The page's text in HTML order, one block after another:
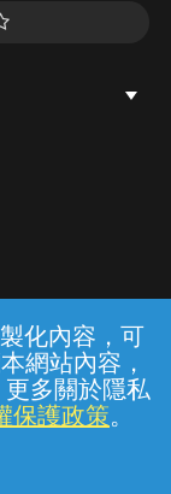
化內容，可
網站內容，
多關於隱私
保護政策。
隱私權保護
分公司